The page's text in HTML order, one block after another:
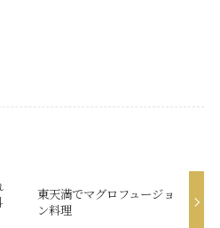
東天満でマグロフュージョ
ン料理